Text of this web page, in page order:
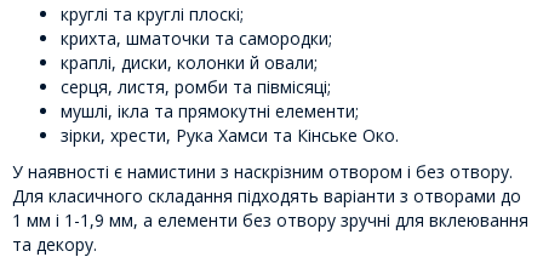
круглі та круглі плоскі;
крихта, шматочки та самородки;
краплі, диски, колонки й овали;
серця, листя, ромби та півмісяці;
мушлі, ікла та прямокутні елементи;
зірки, хрести, Рука Хамси та Кінське Око.
У наявності є намистини з наскрізним отвором і без отвору.
Для класичного складання підходять варіанти з отворами до
1 мм і 1-1,9 мм, а елементи без отвору зручні для вклеювання
та декору.